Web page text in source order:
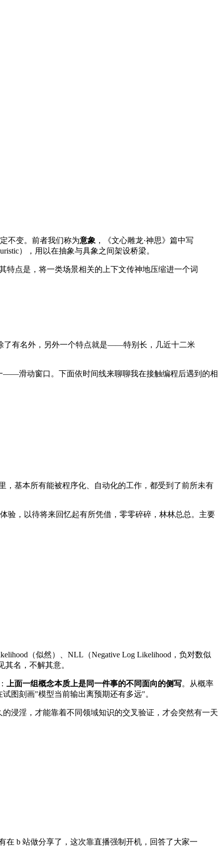
不变。前者我们称为意象 ，《文心雕龙·神思》篇中写
），用以在抽象与具象之间架设桥梁。
特点是，将一类场景相关的上下文传神地压缩进一个词
了有名外，另外一个特点就是——特别长，几近十二米
——滑动窗口。下面依时间线来聊聊我在接触编程后遇到的相
，基本所有能被程序化、自动化的工作，都受到了前所未有
验，以待将来回忆起有所凭借，零零碎碎，林林总总。主要
（似然）、NLL（Negative Log Likelihood，负对数似
其名，不解其意。
上面一组概念本质上是同一件事的不同面向的侧写。从概率
图刻画"模型当前输出离预期还有多远"。
浸淫，才能靠着不同领域知识的交叉验证，才会突然有一天
在 b 站做分享了，这次靠直播强制开机，回答了大家一